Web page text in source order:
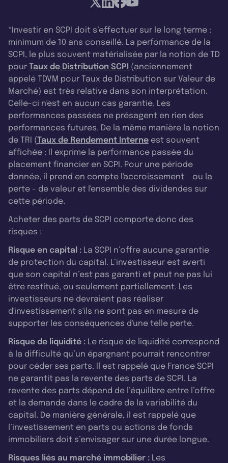
*Investir en SCPI doit s’effectuer sur le long terme :
minimum de 10 ans conseillé. La performance de la
SCPI, le plus souvent matérialisée par la notion de TD
pour Taux de Distribution SCPI (anciennement
appelé TDVM pour Taux de Distribution sur Valeur de
Marché) est très relative dans son interprétation.
Celle-ci n'est en aucun cas garantie. Les
performances passées ne présagent en rien des
performances futures. De la même manière la notion
de TRI (Taux de Rendement Interne est souvent
affichée : Il exprime la performance passée du
placement financier en SCPI. Pour une période
donnée, il prend en compte l'accroissement - ou la
perte - de valeur et l'ensemble des dividendes sur
cette période.
Acheter des parts de SCPI comporte donc des
risques :
Risque en capital : La SCPI n’offre aucune garantie
de protection du capital. L’investisseur est averti
que son capital n’est pas garanti et peut ne pas lui
être restitué, ou seulement partiellement. Les
investisseurs ne devraient pas réaliser
d'investissement s'ils ne sont pas en mesure de
supporter les conséquences d'une telle perte.
Risque de liquidité : Le risque de liquidité correspond
à la difficulté qu’un épargnant pourrait rencontrer
pour céder ses parts. Il est rappelé que France SCPI
ne garantit pas la revente des parts de SCPI. La
revente des parts dépend de l’équilibre entre l’offre
et la demande dans le cadre de la variabilité du
capital. De manière générale, il est rappelé que
l’investissement en parts ou actions de fonds
immobiliers doit s’envisager sur une durée longue.
Risques liés au marché immobilier : Les